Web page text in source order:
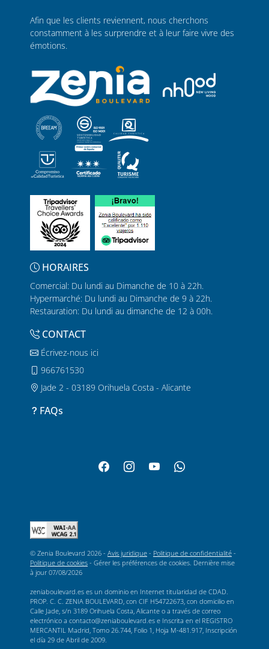
Afin que les clients reviennent, nous cherchons
constamment à les surprendre et à leur faire vivre des
émotions.
HORAIRES
Comercial: Du lundi au Dimanche de 10 à 22h.
Hypermarché: Du lundi au Dimanche de 9 à 22h.
Restauration: Du lundi au dimanche de 12 à 00h.
CONTACT
Écrivez-nous ici
966761530
Jade 2 - 03189 Orihuela Costa - Alicante
FAQs
© Zenia Boulevard 2026 - Avis juridique - Politique de confidentialité -
Politique de cookies - Gérer les préférences de cookies . Dernière mise
à jour 07/08/2026
zeniaboulevard.es es un dominio en Internet titularidad de CDAD.
PROP. C. C. ZENIA BOULEVARD, con CIF H54722673, con domicilio en
Calle Jade, s/n 3189 Orihuela Costa, Alicante o a través de correo
electrónico a contacto@zeniaboulevard.es e Inscrita en el REGISTRO
MERCANTIL Madrid, Tomo 26.744, Folio 1, Hoja M-481.917, Inscripción
el día 29 de Abril de 2009.